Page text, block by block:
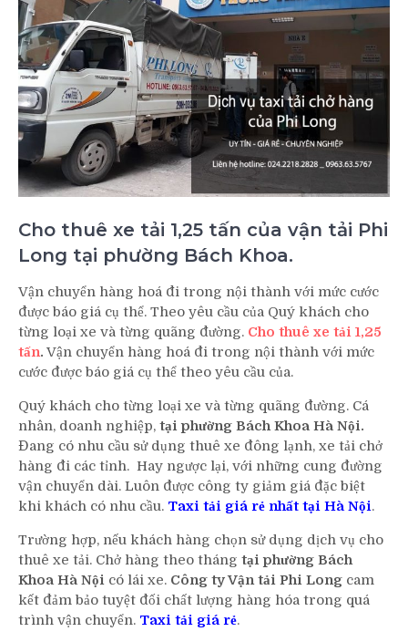
Cho thuê xe tải 1,25 tấn của vận tải Phi
Long tại phường Bách Khoa.
Vận chuyển hàng hoá đi trong nội thành với mức cước
được báo giá cụ thể. Theo yêu cầu của Quý khách cho
từng loại xe và từng quãng đường. Cho thuê xe tải 1,25
tấn. Vận chuyển hàng hoá đi trong nội thành với mức
cước được báo giá cụ thể theo yêu cầu của.
Quý khách cho từng loại xe và từng quãng đường. Cá
nhân, doanh nghiệp, tại phường Bách Khoa Hà Nội.
Đang có nhu cầu sử dụng thuê xe đông lạnh, xe tải chở
hàng đi các tỉnh. Hay ngược lại, với những cung đường
vận chuyển dài. Luôn được công ty giảm giá đặc biệt
khi khách có nhu cầu. Taxi tải giá rẻ nhất tại Hà Nội.
Trường hợp, nếu khách hàng chọn sử dụng dịch vụ cho
thuê xe tải. Chở hàng theo tháng tại phường Bách
Khoa Hà Nội có lái xe. Công ty Vận tải Phi Long cam
kết đảm bảo tuyệt đối chất lượng hàng hóa trong quá
trình vận chuyển. Taxi tải giá rẻ.